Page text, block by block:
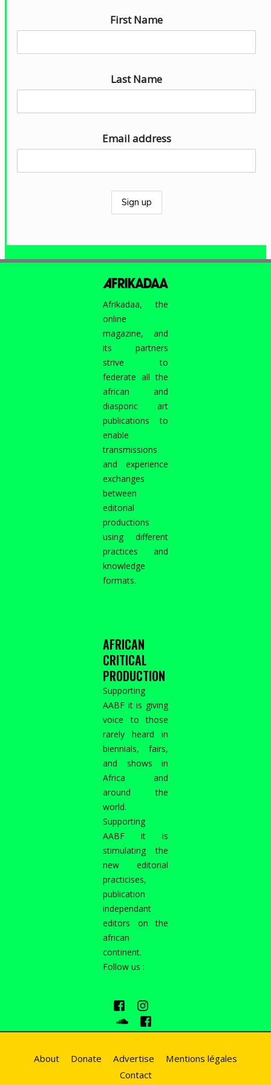
r
d
o
First Name
Last Name
Email address
Afrikadaa, the
online
magazine, and
its partners
strive to
federate all the
african and
diasporic art
publications to
enable
transmissions
and experience
exchanges
between
editorial
productions
using different
practices and
knowledge
formats.
AFRICAN
CRITICAL
PRODUCTION
Supporting
AABF it is giving
voice to those
rarely heard in
biennials, fairs,
and shows in
Africa and
around the
world.
Supporting
AABF it is
stimulating the
new editorial
practicises,
publication
independant
editors on the
african
continent.
Follow us :
About Donate Advertise
Mentions légales
Contact